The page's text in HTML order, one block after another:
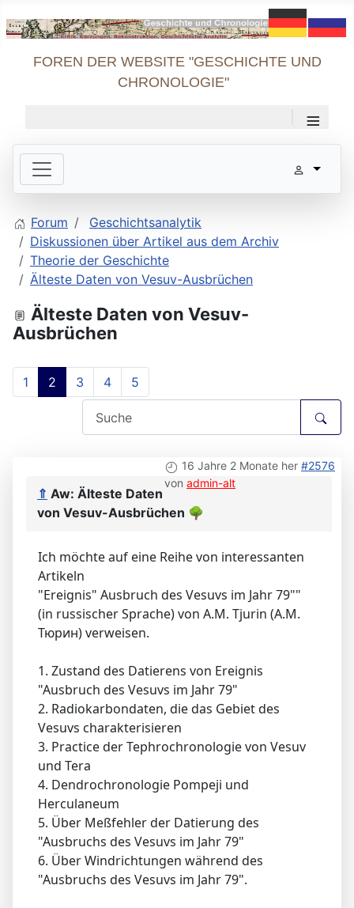
FOREN DER WEBSITE "GESCHICHTE UND
CHRONOLOGIE"
≡
Forum
Geschichtsanalytik
Diskussionen über Artikel aus dem Archiv
Theorie der Geschichte
Älteste Daten von Vesuv-Ausbrüchen
Älteste Daten von Vesuv-
Ausbrüchen
1 2 3 4 5
16 Jahre 2 Monate her #2576
von admin-alt
⇑ Aw: Älteste Daten
von Vesuv-Ausbrüchen 🌳
Ich möchte auf eine Reihe von interessanten
Artikeln
"Ereignis" Ausbruch des Vesuvs im Jahr 79""
(in russischer Sprache) von A.M. Tjurin (А.М.
Тюрин) verweisen.
1. Zustand des Datierens von Ereignis
"Ausbruch des Vesuvs im Jahr 79"
2. Radiokarbondaten, die das Gebiet des
Vesuvs charakterisieren
3. Practice der Tephrochronologie von Vesuv
und Tera
4. Dendrochronologie Pompeji und
Herculaneum
5. Über Meßfehler der Datierung des
"Ausbruchs des Vesuvs im Jahr 79"
6. Über Windrichtungen während des
"Ausbruchs des Vesuvs im Jahr 79".